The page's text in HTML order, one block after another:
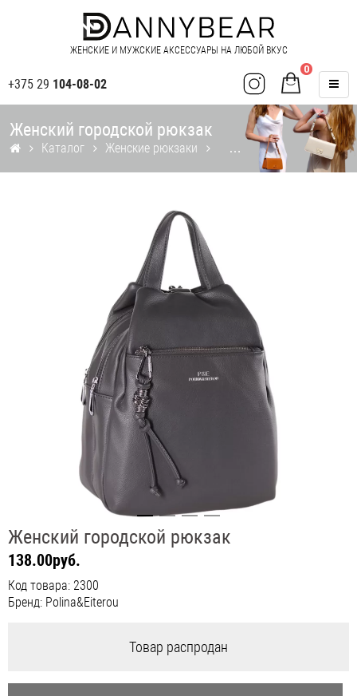
+375 29 104-08-02
ЖЕНСКИЕ И МУЖСКИЕ АКСЕССУАРЫ НА ЛЮБОЙ ВКУС
0
Женский городской рюкзак
Каталог Женские рюкзаки
Женский городской рюкзак
138.00руб.
Код товара: 2300
Бренд: Polina&Eiterou
Товар распродан